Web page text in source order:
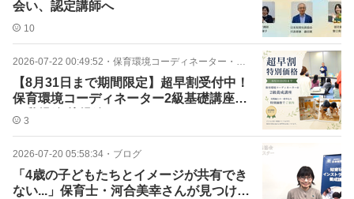
会い、認定講師へ
10
2026-07-22 00:49:52 ・ 保育環境コーディネーター・コンサルタント
【8月31日まで期間限定】超早割受付中！
保育環境コーディネーター2級基礎講座
（乳児編/幼児編）
3
2026-07-20 05:58:34 ・ ブログ
「4歳の子どもたちとイメージが共有でき
ない...」保育士・河合美幸さんが見つけた